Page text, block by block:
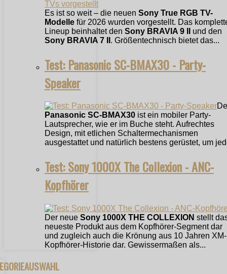
Es ist so weit – die neuen Sony True RGB TV-
Modelle für 2026 wurden vorgestellt. Das
Lineup beinhaltet den Sony BRAVIA 9 II
und den
Sony BRAVIA 7 II . Größentechnisch bietet das...
Test: Panasonic SC-BMAX30 - Party-
Speaker
Panasonic SC-BMAX30 ist ein mobiler Party-
Lautsprecher, wie er im Buche steht. Aufrechtes
Design, mit etlichen Schaltermechanismen
ausgestattet und natürlich bestens gerüstet, um
Test: Sony 1000X The Collexion - ANC-
Kopfhörer
Der neue Sony 1000X THE COLLEXION stellt
neueste Produkt aus dem Kopfhörer-Segment dar
und zugleich auch die Krönung aus 10 Jahren XM-
Kopfhörer-Historie dar. Gewissermaßen als...